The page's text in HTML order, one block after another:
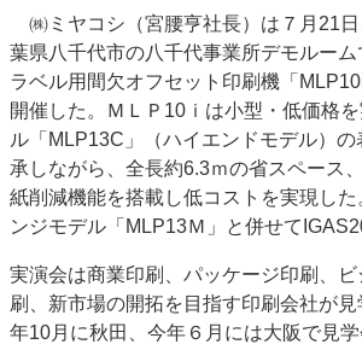
ポストプレス
市場・統計
人事・移転・異動・訃報
特集記事カテゴリー一覧
2022 見える化・MIS特集
特集・デジタル印刷 アイデアで勝負！ ～多様なビ
JAPAN PACK 2023 特集
中古印刷機・製本機特集
特集・デジタル印刷 ～ 新成長軌道を描く
案内
発刊案内
JFPI印刷用語集 印刷機材
㈱ミヤコシ（宮腰亨社長）は７月21
葉県八千代市の八千代事業所デモルーム
ラベル用間欠オフセット印刷機「
開催した。ＭＬＰ10ｉは小型・低価格
ル「MLP13C」（ハイエンドモデル）
承しながら、全長約6.3ｍの省スペース
紙削減機能を搭載し低コストを実現し
ンジモデル「MLP13Ｍ」と併せて
実演会は商業印刷、パッケージ印刷、
刷、新市場の開拓を目指す印刷会社が
年10月に秋田、今年６月には大阪で見